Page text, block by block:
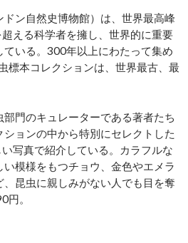
ン自然史博物館）は、世界最高峰
える科学者を擁し、世界的に重要
いる。300年以上にわたって集め
標本コレクションは、世界最古、最
門のキュレーターである著者たち
ョンの中から特別にセレクトした
写真で紹介している。カラフルな
模様をもつチョウ、金色やエメラ
昆虫に親しみがない人でも目を奪
円。